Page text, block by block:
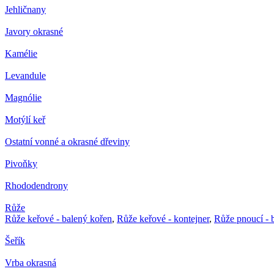
Jehličnany
Javory okrasné
Kamélie
Levandule
Magnólie
Motýlí keř
Ostatní vonné a okrasné dřeviny
Pivoňky
Rhododendrony
Růže
Růže keřové - balený kořen, Růže keřové - kontejner, Růže pnoucí -
Šeřík
Vrba okrasná